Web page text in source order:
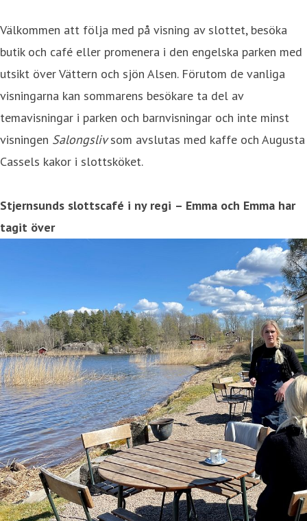
Välkommen att följa med på visning av slottet, besöka
butik och café eller promenera i den engelska parken med
utsikt över Vättern och sjön Alsen. Förutom de vanliga
visningarna kan sommarens besökare ta del av
temavisningar i parken och barnvisningar och inte minst
visningen Salongslivsom avslutas med kaffe och Augusta
Cassels kakor i slottsköket.
Stjernsunds slottscafé i ny regi – Emma och Emma har
tagit över